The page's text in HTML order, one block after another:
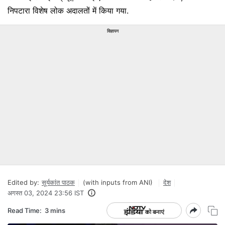
निपटारा विशेष लोक अदालतों में किया गया.
विज्ञापन
Edited by: सूर्यकांत पाठक (with inputs from ANI)
देश
अगस्त 03, 2024 23:56 IST
Read Time: 3 mins